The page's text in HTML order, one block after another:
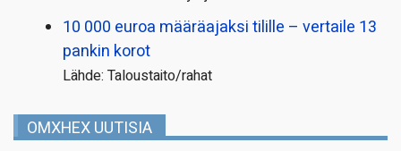
10 000 euroa määräajaksi tilille – vertaile 13
pankin korot
Lähde: Taloustaito/rahat
OMXHEX UUTISIA